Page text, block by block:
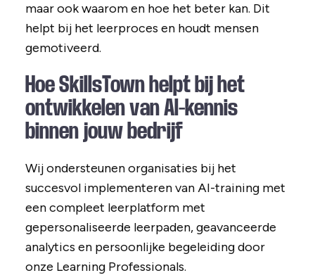
maar ook waarom en hoe het beter kan. Dit
helpt bij het leerproces en houdt mensen
gemotiveerd.
Hoe SkillsTown helpt bij het
ontwikkelen van AI-kennis
binnen jouw bedrijf
Wij ondersteunen organisaties bij het
succesvol implementeren van AI-training met
een compleet leerplatform met
gepersonaliseerde leerpaden, geavanceerde
analytics en persoonlijke begeleiding door
onze Learning Professionals.